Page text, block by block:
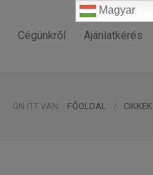
Cégünkről Ajánlatkérés
ÖN ITT VAN: FŐOLDAL / CIKKEK
Magyar